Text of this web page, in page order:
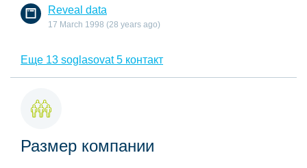
Reveal data
17 March 1998 (28 years ago)
Еще 13 soglasovat 5 контакт
Размер компании